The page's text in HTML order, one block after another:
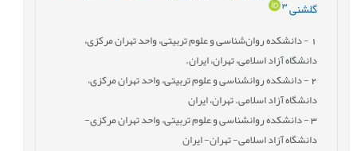
گلشنی 3
- دانشکده روان‌شناسی و علوم تربیتی، واحد تهران مرکزی،
دانشگاه آزاد اسلامی، تهران، ایران.
2- دانشکده روانشناسی و علوم تربیتی، واحد تهران مرکزی،
دانشگاه آزاد اسلامی. تهران، ایران
3- دانشکده روانشناسی و علوم تربیتی، واحد تهران مرکزی-
دانشگاه آزاد اسلامی- تهران- ایران